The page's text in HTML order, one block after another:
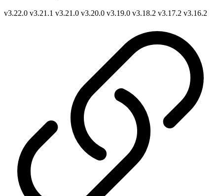
v3.22.0 v3.21.1 v3.21.0 v3.20.0 v3.19.0 v3.18.2 v3.17.2 v3.16.2